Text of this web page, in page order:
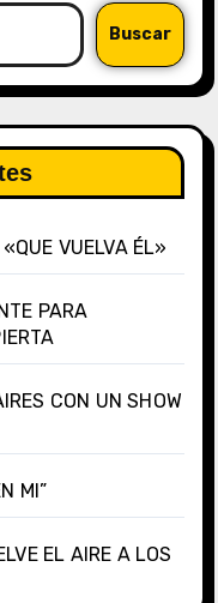
Buscar
VUELVA ÉL»
PARA
CON UN SHOW
MI”
EL AIRE A LOS